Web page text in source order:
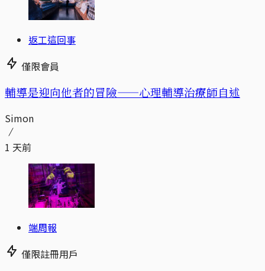
返工這回事
僅限會員
輔導是迎向他者的冒險——心理輔導治療師自述
Simon
1 天前
端周報
僅限註冊用戶